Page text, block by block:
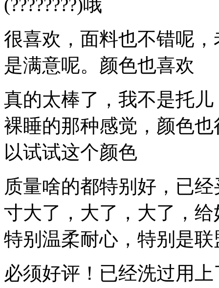
(????????)哦
很喜欢，面料也不错呢
是满意呢。颜色也喜欢
真的太棒了，我不是托
裸睡的那种感觉，颜色
以试试这个颜色
质量啥的都特别好，已
寸大了，大了，大了，
特别温柔耐心，特别是联
必须好评！已经洗过用